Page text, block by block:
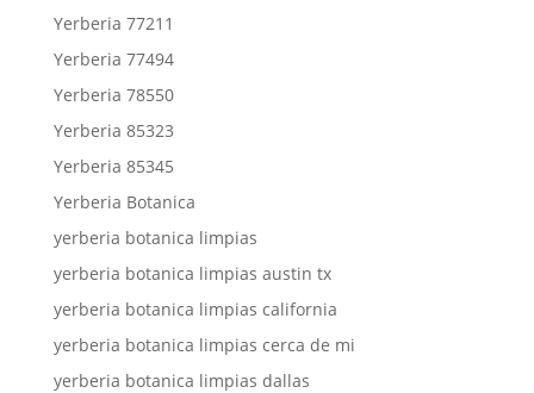
Yerberia 77211
Yerberia 77494
Yerberia 78550
Yerberia 85323
Yerberia 85345
Yerberia Botanica
yerberia botanica limpias
yerberia botanica limpias austin tx
yerberia botanica limpias california
yerberia botanica limpias cerca de mi
yerberia botanica limpias dallas